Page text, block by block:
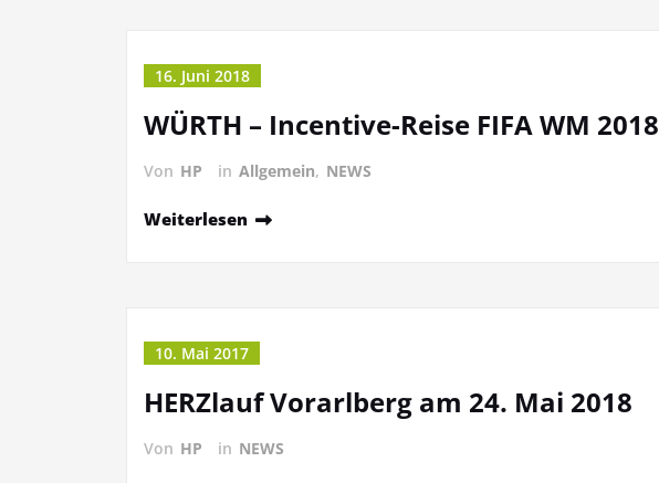
16. Juni 2018
WÜRTH – Incentive-Reise FIFA WM 2018
Von HP in Allgemein, NEWS
Weiterlesen
10. Mai 2017
HERZlauf Vorarlberg am 24. Mai 2018
Von HP in NEWS